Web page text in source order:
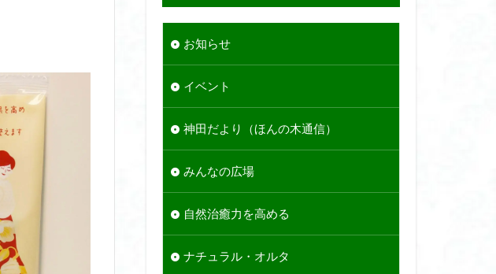
お知らせ
イベント
神田だより（ほんの木通信）
みんなの広場
自然治癒力を高める
ナチュラル・オルタ